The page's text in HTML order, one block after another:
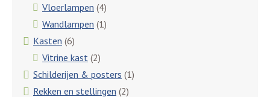
Vloerlampen (4)
Wandlampen (1)
Kasten (6)
Vitrine kast (2)
Schilderijen & posters (1)
Rekken en stellingen (2)